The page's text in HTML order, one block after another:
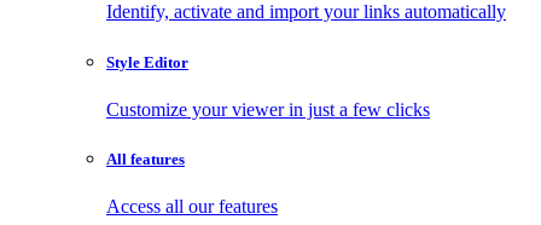
Identify, activate and import your links automatically
Style Editor
Customize your viewer in just a few clicks
All features
Access all our features